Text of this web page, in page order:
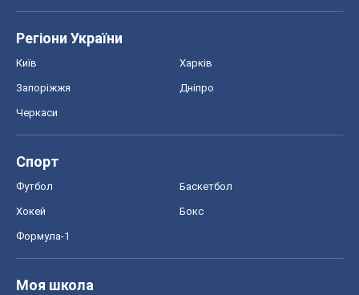
Регіони України
Київ Харків
Запоріжжя Дніпро
Черкаси
Спорт
Футбол Баскетбол
Хокей Бокс
Формула-1
Моя школа